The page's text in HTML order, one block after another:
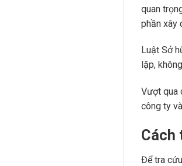
quan
phần xây
Luật Sở
lặp,
Vượt qua
công ty
Cách
Để tra